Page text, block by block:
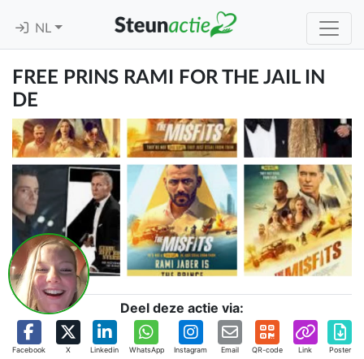
NL
FREE PRINS RAMI FOR THE JAIL IN
DE
Deel deze actie via:
Facebook X Linkedin WhatsApp Instagram Email QR-code Link Poster